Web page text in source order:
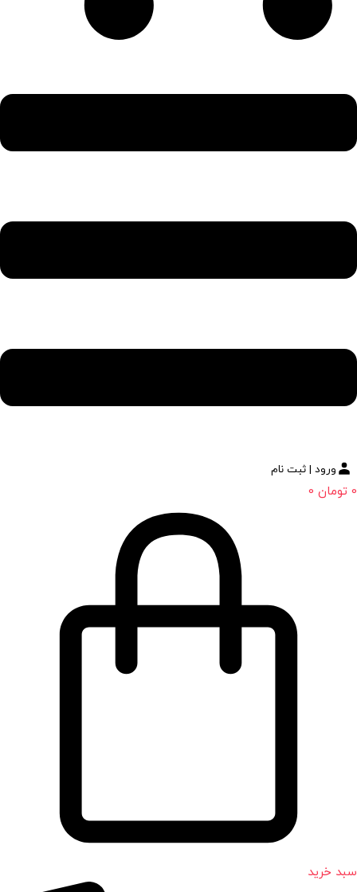
ورود | ثبت نام
0 تومان 0
سبد خرید